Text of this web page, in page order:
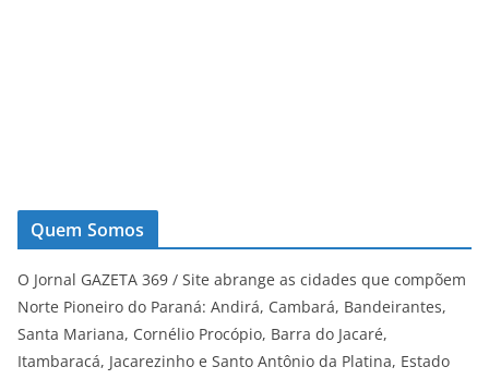
Quem Somos
O Jornal GAZETA 369 / Site abrange as cidades que compõem
Norte Pioneiro do Paraná: Andirá, Cambará, Bandeirantes,
Santa Mariana, Cornélio Procópio, Barra do Jacaré,
Itambaracá, Jacarezinho e Santo Antônio da Platina, Estado